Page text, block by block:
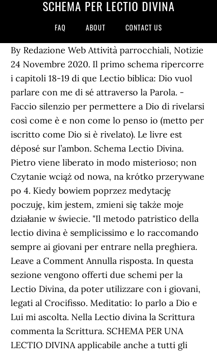
SCHEMA PER LECTIO DIVINA
FAQ ABOUT CONTACT US
By Redazione Web Attività parrocchiali, Notizie
24 Novembre 2020. Il primo schema ripercorre
i capitoli 18-19 di que Lectio biblica: Dio vuol
parlare con me di sé attraverso la Parola. -
Faccio silenzio per permettere a Dio di rivelarsi
così come è e non come lo penso io (metto per
iscritto come Dio si è rivelato). Le livre est
déposé sur l’ambon. Schema Lectio Divina.
Pietro viene liberato in modo misterioso; non
Czytanie wciąż od nowa, na krótko przerywane
po 4. Kiedy bowiem poprzez medytację
poczuję, kim jestem, zmieni się także moje
działanie w świecie. "Il metodo patristico della
lectio divina è semplicissimo e lo raccomando
sempre ai giovani per entrare nella preghiera.
Leave a Comment Annulla risposta. In questa
sezione vengono offerti due schemi per la
Lectio Divina, da poter utilizzare con i giovani,
legati al Crocifisso. Meditatio: Io parlo a Dio e
Lui mi ascolta. Nella Lectio divina la Scrittura
commenta la Scrittura. SCHEMA PER UNA
LECTIO DIVINA applicabile anche a tutti gli